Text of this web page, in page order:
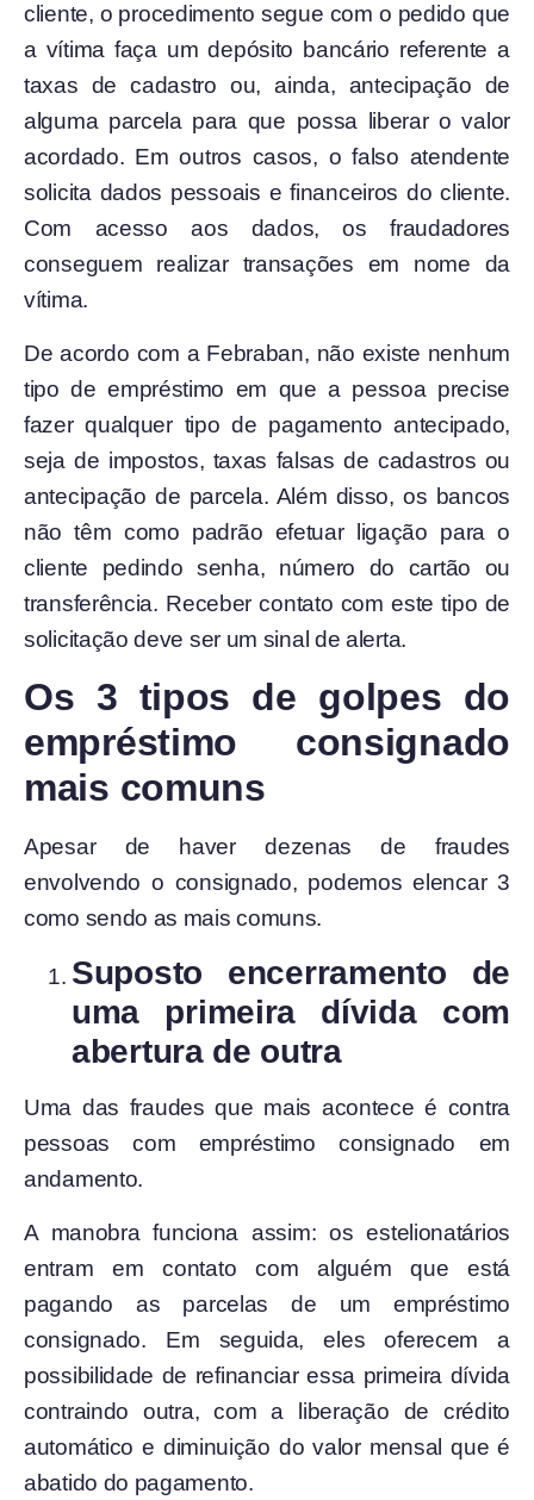
cliente, o procedimento segue com o pedido que
a vítima faça um depósito bancário referente a
taxas de cadastro ou, ainda, antecipação de
alguma parcela para que possa liberar o valor
acordado. Em outros casos, o falso atendente
solicita dados pessoais e financeiros do cliente.
Com acesso aos dados, os fraudadores
conseguem realizar transações em nome da
vítima.
De acordo com a Febraban, não existe nenhum
tipo de empréstimo em que a pessoa precise
fazer qualquer tipo de pagamento antecipado,
seja de impostos, taxas falsas de cadastros ou
antecipação de parcela. Além disso, os bancos
não têm como padrão efetuar ligação para o
cliente pedindo senha, número do cartão ou
transferência. Receber contato com este tipo de
solicitação deve ser um sinal de alerta.
Os 3 tipos de golpes do
empréstimo consignado
mais comuns
Apesar de haver dezenas de fraudes
envolvendo o consignado, podemos elencar 3
como sendo as mais comuns.
Suposto encerramento de
uma primeira dívida com
abertura de outra
Uma das fraudes que mais acontece é contra
pessoas com empréstimo consignado em
andamento.
A manobra funciona assim: os estelionatários
entram em contato com alguém que está
pagando as parcelas de um empréstimo
consignado. Em seguida, eles oferecem a
possibilidade de refinanciar essa primeira dívida
contraindo outra, com a liberação de crédito
automático e diminuição do valor mensal que é
abatido do pagamento.